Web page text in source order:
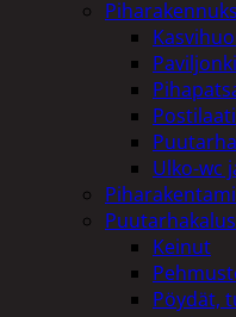
Ulko-wc
Keinut
Pöydät,